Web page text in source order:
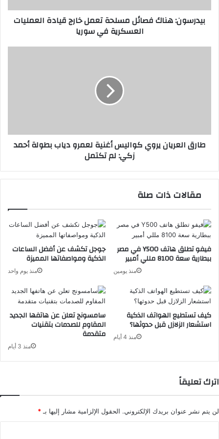
العسكرية
فيبيدرسون: هناك فصائل مسلحة تعمل خارج قيادة العمليات
العسكرية في سوريا
أحمد
زكي:
طارق العريان يروي كواليس أغنية لعمرو دياب بطولة أحمد
زكي: لم تكتمل
مقالات ذات صلة
جوجل تكشف عن أفضل الساعات
الذكية ومواصفاتها المميزة
منذ يوم واحد
فيفو تطلق هاتف Y500 في مصر
ببطارية سعة 8100 مللي أمبير
منذ يومين
سامسونج تعلن عن هاتفها الجديد
المقاوم للصدمات بتقنيات
متقدمة
منذ 3 أيام
كيف تستطيع الهواتف الذكية
استشعار الزلازل قبل حدوثها؟
منذ 4 أيام
اترك تعليقاً
لن يتم نشر عنوان بريدك الإلكتروني. الحقول الإلزامية مشار إليها بـ *